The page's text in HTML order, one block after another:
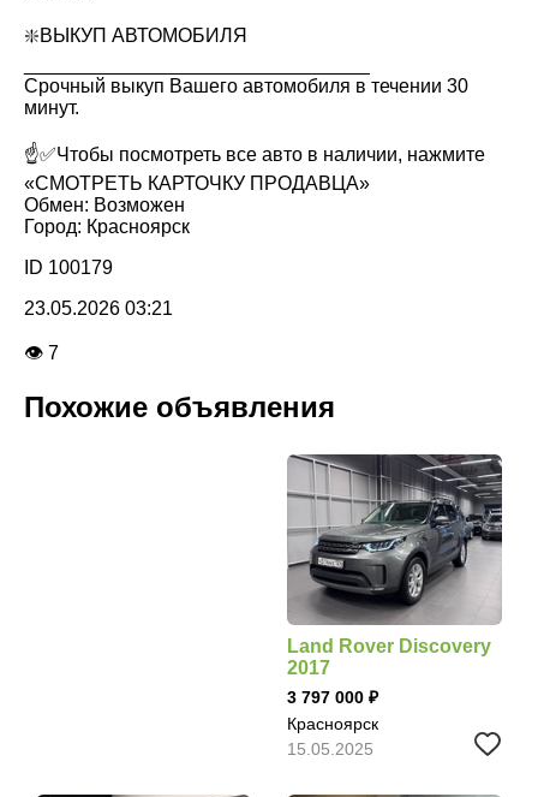
❇️ВЫКУП АВТОМОБИЛЯ
Срочный выкуп Вашего автомобиля в течении 30
минут.
☝️✅Чтобы посмотреть все авто в наличии, нажмите
«СМОТРЕТЬ КАРТОЧКУ ПРОДАВЦА»
Обмен: Возможен
Город: Красноярск
ID 100179
23.05.2026 03:21
👁 7
Похожие объявления
Land Rover Discovery
2017
3 797 000
Красноярск
15.05.2025